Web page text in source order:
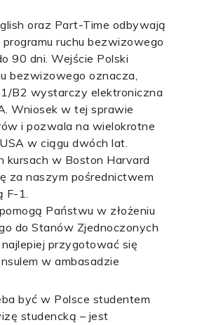
oraz Part-Time odbywają
ruchu bezwizowego
90 dni. Wejście Polski
bezwizowego oznacza,
B2 wystarczy elektroniczna
Wniosek w tej sprawie
i pozwala na wielokrotne
w ciągu dwóch lat.
kursach w Boston Harvard
za naszym pośrednictwem
F-1.
Państwu w złożeniu
do Stanów Zjednoczonych
przygotować się
w ambasadzie
być w Polsce studentem
studencką – jest